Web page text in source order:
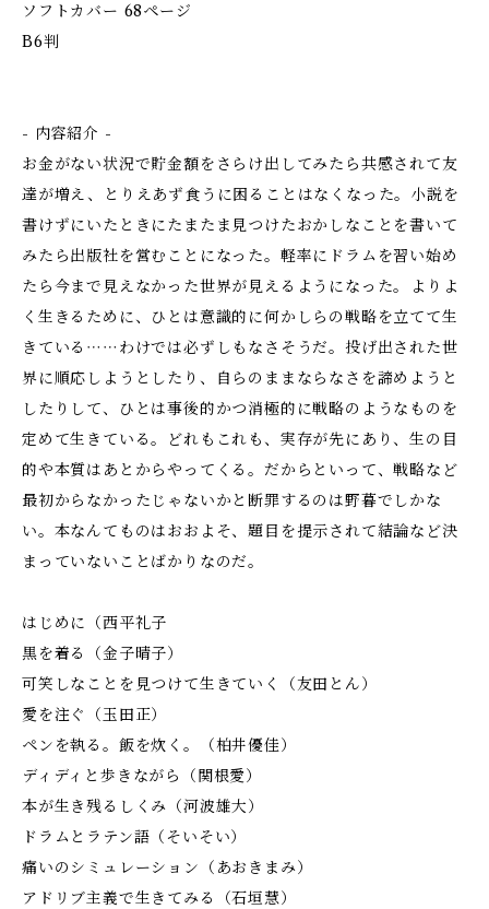
ソフトカバー 68ページ
B6判
- 内容紹介 -
お金がない状況で貯金額をさらけ出してみたら共感されて友
達が増え、とりえあず食うに困ることはなくなった。小説を
書けずにいたときにたまたま見つけたおかしなことを書いて
みたら出版社を営むことになった。軽率にドラムを習い始め
たら今まで見えなかった世界が見えるようになった。――よりよ
く生きるために、ひとは意識的に何かしらの戦略を立てて生
きている⋯⋯わけでは必ずしもなさそうだ。投げ出された世
界に順応しようとしたり、自らのままならなさを諦めようと
したりして、ひとは事後的かつ消極的に戦略のようなものを
定めて生きている。どれもこれも、実存が先にあり、生の目
的や本質はあとからやってくる。だからといって、戦略など
最初からなかったじゃないかと断罪するのは野暮でしかな
い。本なんてものはおおよそ、題目を提示されて結論など決
まっていないことばかりなのだ。
はじめに（西平礼子
黒を着る（金子晴子）
可笑しなことを見つけて生きていく（友田とん）
愛を注ぐ（玉田正）
ペンを執る。飯を炊く。（柏井優佳）
ディディと歩きながら（関根愛）
本が生き残るしくみ（河波雄大）
ドラムとラテン語（そいそい）
痛いのシミュレーション（あおきまみ）
アドリブ主義で生きてみる（石垣慧）